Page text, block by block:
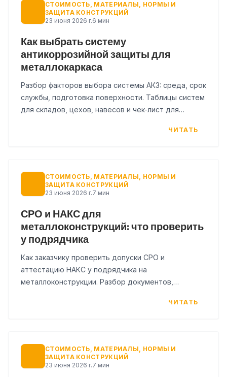
СТОИМОСТЬ, МАТЕРИАЛЫ, НОРМЫ И
ЗАЩИТА КОНСТРУКЦИЙ
23 июня 2026 г.6 мин
Как выбрать систему
антикоррозийной защиты для
металлокаркаса
Разбор факторов выбора системы АКЗ: среда, срок
службы, подготовка поверхности. Таблицы систем
для складов, цехов, навесов и чек-лист для
ЧИТАТЬ
СТОИМОСТЬ, МАТЕРИАЛЫ, НОРМЫ И
ЗАЩИТА КОНСТРУКЦИЙ
23 июня 2026 г.7 мин
СРО и НАКС для
металлоконструкций: что проверить
у подрядчика
Как заказчику проверить допуски СРО и
аттестацию НАКС у подрядчика на
металлоконструкции. Разбор документов,
ЧИТАТЬ
СТОИМОСТЬ, МАТЕРИАЛЫ, НОРМЫ И
ЗАЩИТА КОНСТРУКЦИЙ
23 июня 2026 г.7 мин